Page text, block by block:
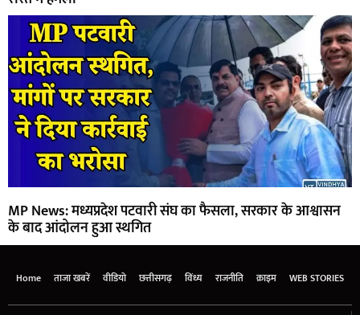
MP News: मध्यप्रदेश पटवारी संघ का फैसला, सरकार के आश्वासन
के बाद आंदोलन हुआ स्थगित
Home ताजा खबरें वीडियो छत्तीसगढ़ विंध्य राजनीति क्राइम WEB STORIES